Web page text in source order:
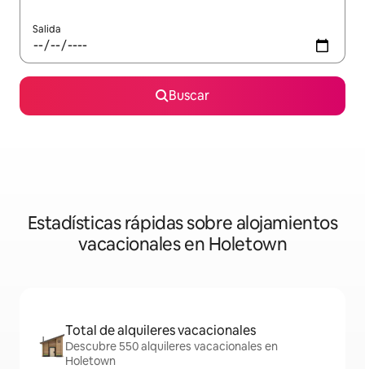
Salida
Buscar
Estadísticas rápidas sobre alojamientos
vacacionales en Holetown
Total de alquileres vacacionales
Descubre 550 alquileres vacacionales en
Holetown